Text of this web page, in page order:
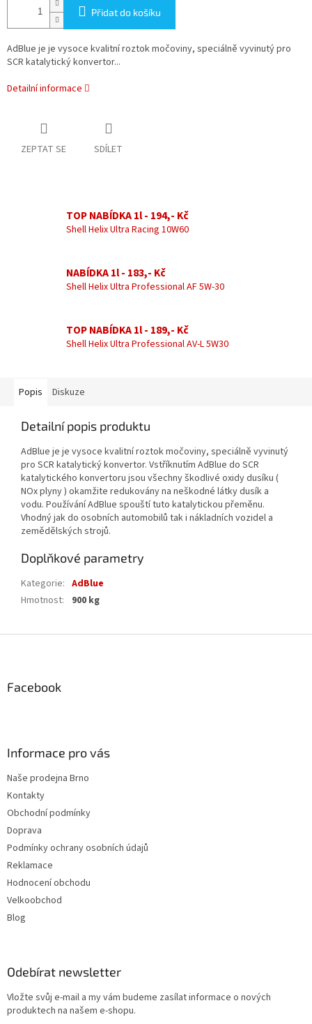
Přidat do košíku
AdBlue je je vysoce kvalitní roztok močoviny, speciálně vyvinutý pro
SCR katalytický konvertor...
Detailní informace
ZEPTAT SE SDÍLET
TOP NABÍDKA 1l - 194,- Kč
Shell Helix Ultra Racing 10W60
NABÍDKA 1l - 183,- Kč
Shell Helix Ultra Professional AF 5W-30
TOP NABÍDKA 1l - 189,- Kč
Shell Helix Ultra Professional AV-L 5W30
Popis Diskuze
Detailní popis produktu
AdBlue je je vysoce kvalitní roztok močoviny, speciálně vyvinutý
pro SCR katalytický konvertor. Vstříknutím AdBlue do SCR
katalytického konvertoru jsou všechny škodlivé oxidy dusíku (
NOx plyny ) okamžite redukovány na neškodné látky dusík a
vodu. Používání AdBlue spouští tuto katalytickou přeměnu.
Vhodný jak do osobních automobilů tak i nákladních vozidel a
zemědělských strojů.
Doplňkové parametry
Kategorie: AdBlue
Hmotnost: 900 kg
Facebook
Informace pro vás
Naše prodejna Brno
Kontakty
Obchodní podmínky
Doprava
Podmínky ochrany osobních údajů
Reklamace
Hodnocení obchodu
Velkoobchod
Blog
Odebírat newsletter
Vložte svůj e-mail a my vám budeme zasílat informace o nových
produktech na našem e-shopu.